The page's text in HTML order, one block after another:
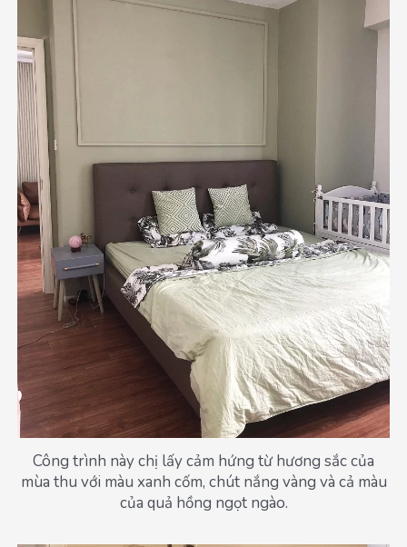
Công trình này chị lấy cảm hứng từ hương sắc của
mùa thu với màu xanh cốm, chút nắng vàng và cả màu
của quả hồng ngọt ngào.